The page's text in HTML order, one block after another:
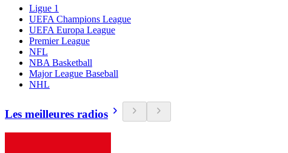
Ligue 1
UEFA Champions League
UEFA Europa League
Premier League
NFL
NBA Basketball
Major League Baseball
NHL
Les meilleures radios